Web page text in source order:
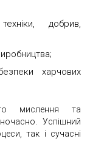
добрив,
харчових
мислення та
Успішний
так і сучасні